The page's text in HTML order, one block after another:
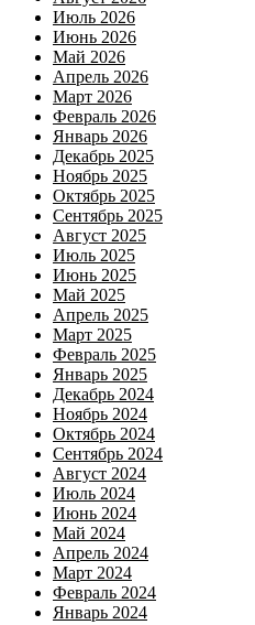
Июль 2026
Июнь 2026
Май 2026
Апрель 2026
Март 2026
Февраль 2026
Январь 2026
Декабрь 2025
Ноябрь 2025
Октябрь 2025
Сентябрь 2025
Август 2025
Июль 2025
Июнь 2025
Май 2025
Апрель 2025
Март 2025
Февраль 2025
Январь 2025
Декабрь 2024
Ноябрь 2024
Октябрь 2024
Сентябрь 2024
Август 2024
Июль 2024
Июнь 2024
Май 2024
Апрель 2024
Март 2024
Февраль 2024
Январь 2024